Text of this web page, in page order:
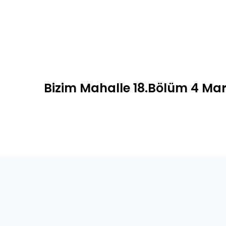
Bizim Mahalle 18.Bölüm 4